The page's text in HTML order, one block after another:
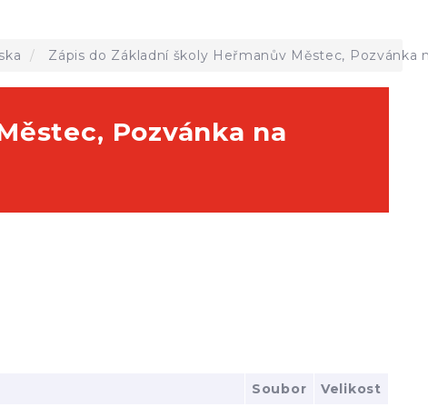
Zápis do Základní školy Heřmanův Městec, Pozvánka
Pozvánka na
Soubor Velikost